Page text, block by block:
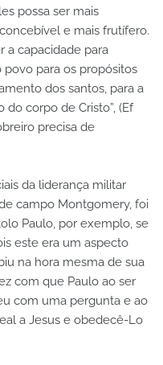
possa ser mais
e mais frutífero.
a capacidade para
para os propósitos
dos santos, para a
corpo de Cristo”, (Ef
precisa de
da liderança militar
campo Montgomery, foi
Paulo, por exemplo, se
este era um aspecto
na hora mesma de sua
com que Paulo ao ser
com uma pergunta e ao
a Jesus e obedecê-Lo